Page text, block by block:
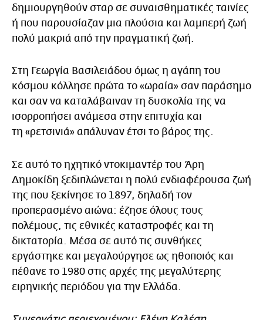
δημιουργηθούν σταρ σε συναισθηματικές ταινίες
ή που παρουσίαζαν μια πλούσια και λαμπερή ζωή
πολύ μακριά από την πραγματική ζωή.
Στη Γεωργία Βασιλειάδου όμως η αγάπη του
κόσμου κόλλησε πρώτα το «ωραία» σαν παράσημο
και σαν να καταλάβαιναν τη δυσκολία της να
ισορροπήσει ανάμεσα στην επιτυχία και
τη «ρετσινιά» απάλυναν έτσι το βάρος της.
Σε αυτό το ηχητικό ντοκιμαντέρ του Άρη
Δημοκίδη ξεδιπλώνεται η πολύ ενδιαφέρουσα ζωή
της που ξεκίνησε το 1897, δηλαδή τον
προπερασμένο αιώνα: έζησε όλους τους
πολέμους, τις εθνικές καταστροφές και τη
δικτατορία. Μέσα σε αυτό τις συνθήκες
εργάστηκε και μεγαλούργησε ως ηθοποιός και
πέθανε το 1980 στις αρχές της μεγαλύτερης
ειρηνικής περιόδου για την Ελλάδα.